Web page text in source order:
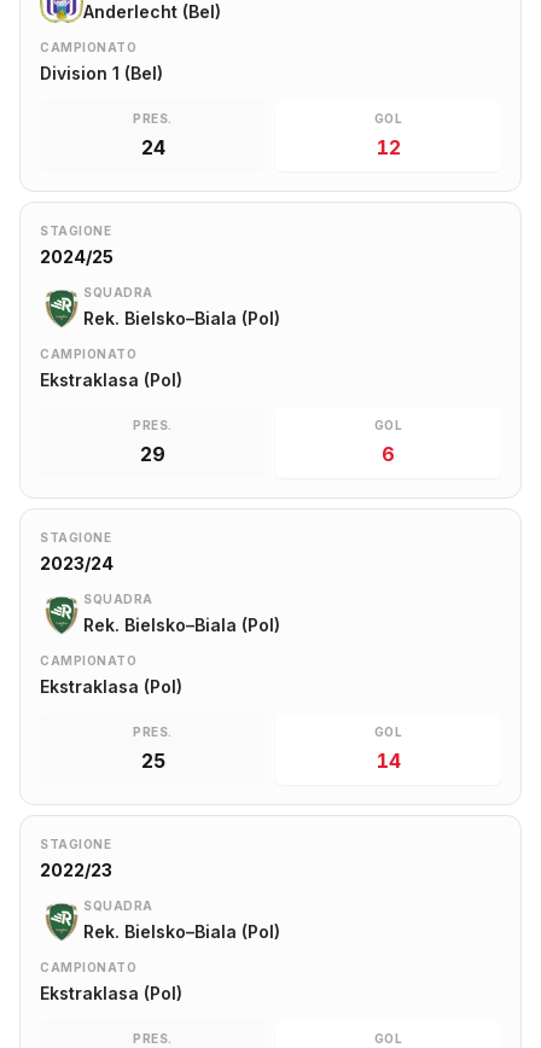
Anderlecht (Bel)
CAMPIONATO
Division 1 (Bel)
PRES.
24
GOL
12
STAGIONE
2024/25
SQUADRA
Rek. Bielsko–Biala (Pol)
CAMPIONATO
Ekstraklasa (Pol)
PRES.
29
GOL
6
STAGIONE
2023/24
SQUADRA
Rek. Bielsko–Biala (Pol)
CAMPIONATO
Ekstraklasa (Pol)
PRES.
25
GOL
14
STAGIONE
2022/23
SQUADRA
Rek. Bielsko–Biala (Pol)
CAMPIONATO
Ekstraklasa (Pol)
PRES. GOL